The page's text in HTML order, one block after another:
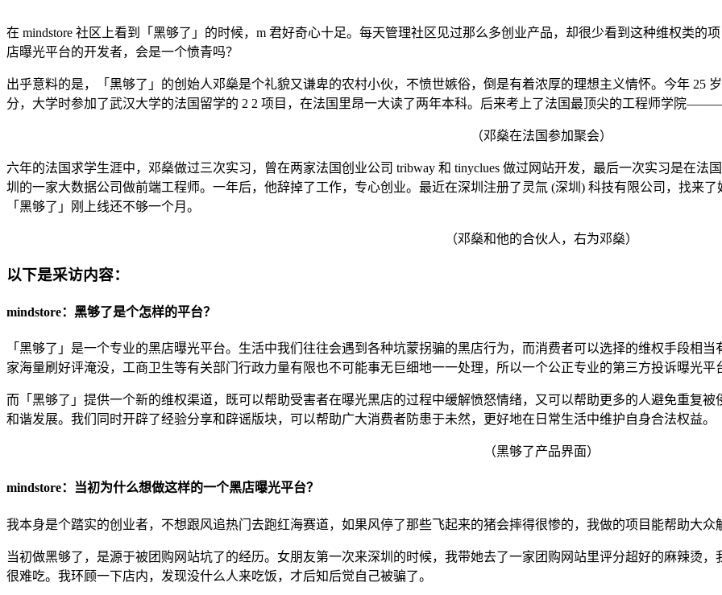
在 mindstore 社区上看到「黑够了」的时候，m 君好奇心十足。每天管理社区见过那么多创业产品，却很少看到这种维权类的
店曝光平台的开发者，会是一个愤青吗？
出乎意料的是，「黑够了」的创始人邓燊是个礼貌又谦卑的农村小伙，不愤世嫉俗，倒是有着浓厚的理想主义情怀。今年 25
分，大学时参加了武汉大学的法国留学的 2 2 项目，在法国里昂一大读了两年本科。后来考上了法国最顶尖的工程师学院
（邓燊在法国参加聚会）
六年的法国求学生涯中，邓燊做过三次实习，曾在两家法国创业公司 tribway 和 tinyclues 做过网站开发，最后一次实习是在法
圳的一家大数据公司做前端工程师。一年后，他辞掉了工作，专心创业。最近在深圳注册了灵氚 (深圳) 科技有限公司，找来
「黑够了」刚上线还不够一个月。
（邓燊和他的合伙人，右为邓燊）
以下是采访内容：
mindstore：黑够了是个怎样的平台？
「黑够了」是一个专业的黑店曝光平台。生活中我们往往会遇到各种坑蒙拐骗的黑店行为，而消费者可以选择的维权手段相
家海量刷好评淹没，工商卫生等有关部门行政力量有限也不可能事无巨细地一一处理，所以一个公正专业的第三方投诉曝光平
而「黑够了」提供一个新的维权渠道，既可以帮助受害者在曝光黑店的过程中缓解愤怒情绪，又可以帮助更多的人避免重复
和谐发展。我们同时开辟了经验分享和辟谣版块，可以帮助广大消费者防患于未然，更好地在日常生活中维护自身合法权益。
（黑够了产品界面）
mindstore：当初为什么想做这样的一个黑店曝光平台？
我本身是个踏实的创业者，不想跟风追热门去跑红海赛道，如果风停了那些飞起来的猪会摔得很惨的，我做的项目能帮助大
当初做黑够了，是源于被团购网站坑了的经历。女朋友第一次来深圳的时候，我带她去了一家团购网站里评分超好的麻辣烫
很难吃。我环顾一下店内，发现没什么人来吃饭，才后知后觉自己被骗了。